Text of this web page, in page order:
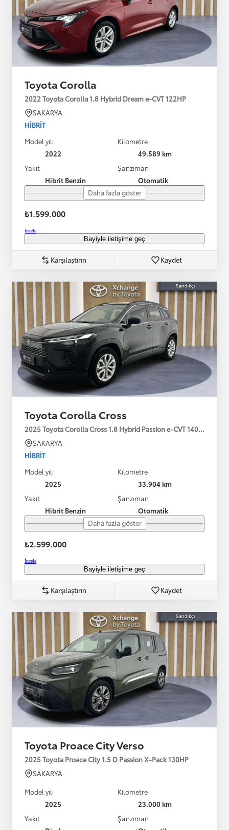
Toyota Corolla
2022 Toyota Corolla 1.8 Hybrid Dream e-CVT 122HP
SAKARYA
HIBRIT
Model yılı
2022
Kilometre
49.589 km
Yakıt
Hibrit Benzin
Şanzıman
Otomatik
Daha fazla göster
₺1.599.000
İncele
Bayiyle iletişime geç
Karşılaştırın Kaydet
Toyota Corolla Cross
2025 Toyota Corolla Cross 1.8 Hybrid Passion e-CVT 140HP
SAKARYA
HIBRIT
Model yılı
2025
Kilometre
33.904 km
Yakıt
Hibrit Benzin
Şanzıman
Otomatik
Daha fazla göster
₺2.599.000
İncele
Bayiyle iletişime geç
Karşılaştırın Kaydet
Toyota Proace City Verso
2025 Toyota Proace City 1.5 D Passion X-Pack 130HP
SAKARYA
Model yılı
2025
Kilometre
23.000 km
Yakıt
Şanzıman